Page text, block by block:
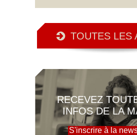
TOUTES LES
RECEVEZ
INFOS DE LA
S'inscrire à la